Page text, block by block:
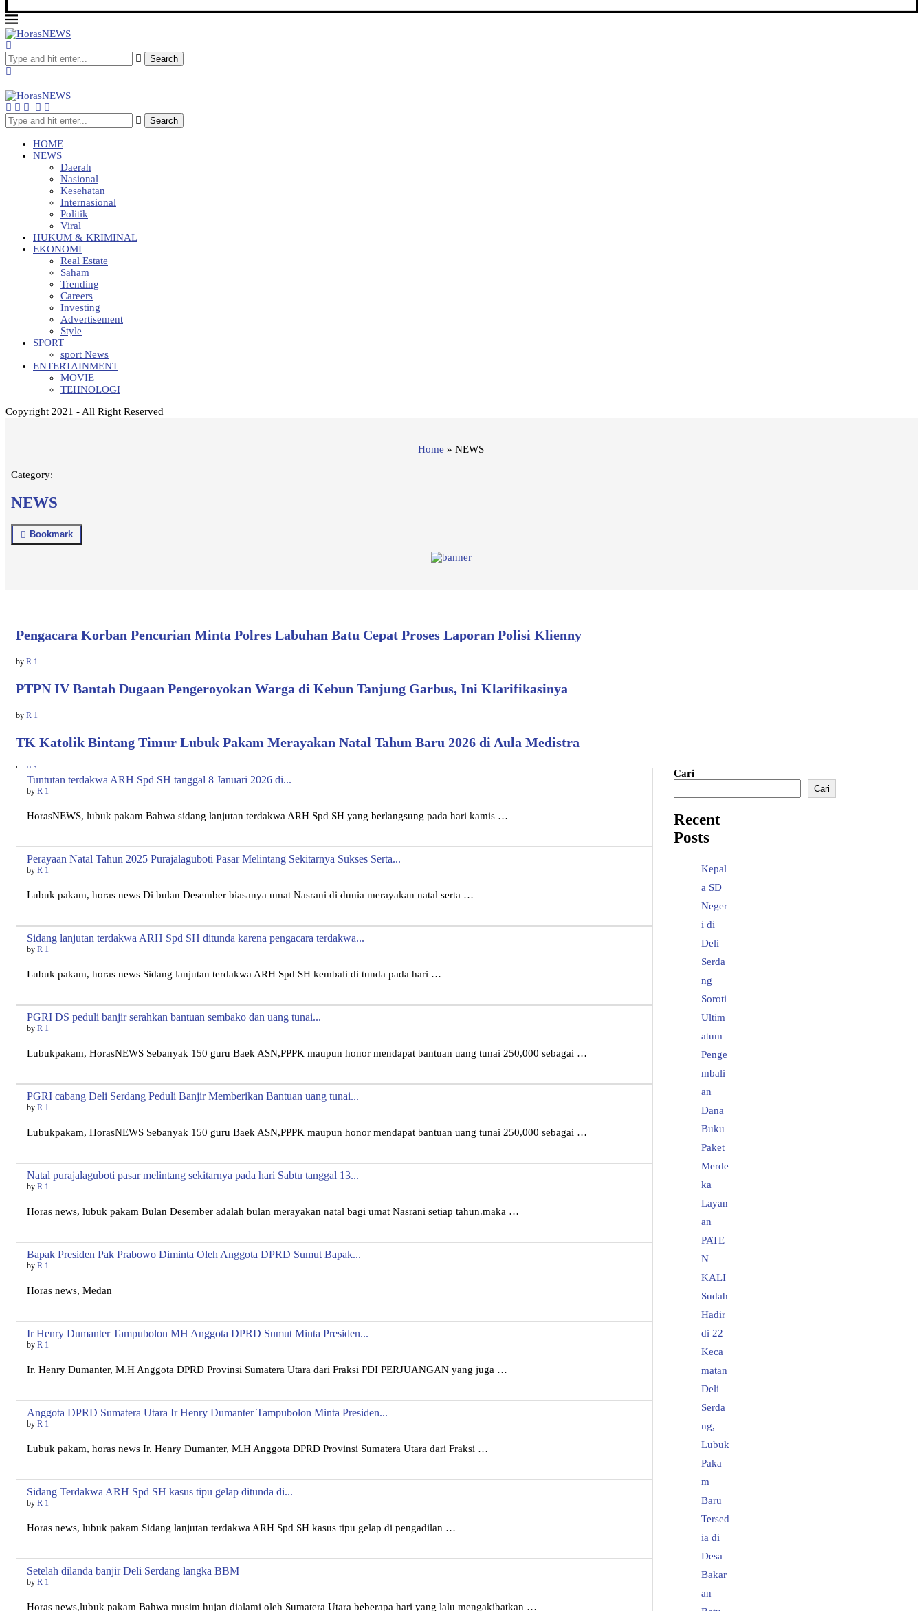
Search
Search
HOME
NEWS
Daerah
Nasional
Kesehatan
Internasional
Politik
Viral
HUKUM & KRIMINAL
EKONOMI
Real Estate
Saham
Trending
Careers
Investing
Advertisement
Style
SPORT
sport News
ENTERTAINMENT
MOVIE
TEHNOLOGI
Copyright 2021 - All Right Reserved
Home » NEWS
Category:
NEWS
Bookmark
Pengacara Korban Pencurian Minta Polres Labuhan Batu Cepat Proses Laporan Polisi Klienny
by R 1
PTPN IV Bantah Dugaan Pengeroyokan Warga di Kebun Tanjung Garbus, Ini Klarifikasinya
by R 1
TK Katolik Bintang Timur Lubuk Pakam Merayakan Natal Tahun Baru 2026 di Aula Medistra
byR 1
Tuntutan terdakwa ARH Spd SH tanggal 8 Januari 2026 di...
by R 1
HorasNEWS, lubuk pakam Bahwa sidang lanjutan terdakwa ARH Spd SH yang berlangsung pada hari kamis …
Perayaan Natal Tahun 2025 Purajalaguboti Pasar Melintang Sekitarnya Sukses Serta...
by R 1
Lubuk pakam, horas news Di bulan Desember biasanya umat Nasrani di dunia merayakan natal serta …
Sidang lanjutan terdakwa ARH Spd SH ditunda karena pengacara terdakwa...
by R 1
Lubuk pakam, horas news Sidang lanjutan terdakwa ARH Spd SH kembali di tunda pada hari …
PGRI DS peduli banjir serahkan bantuan sembako dan uang tunai...
by R 1
Lubukpakam, HorasNEWS Sebanyak 150 guru Baek ASN,PPPK maupun honor mendapat bantuan uang tunai 250,000 sebagai …
PGRI cabang Deli Serdang Peduli Banjir Memberikan Bantuan uang tunai...
by R 1
Lubukpakam, HorasNEWS Sebanyak 150 guru Baek ASN,PPPK maupun honor mendapat bantuan uang tunai 250,000 sebagai …
Natal purajalaguboti pasar melintang sekitarnya pada hari Sabtu tanggal 13...
by R 1
Horas news, lubuk pakam Bulan Desember adalah bulan merayakan natal bagi umat Nasrani setiap tahun.maka …
Bapak Presiden Pak Prabowo Diminta Oleh Anggota DPRD Sumut Bapak...
by R 1
Horas news, Medan
Ir Henry Dumanter Tampubolon MH Anggota DPRD Sumut Minta Presiden...
by R 1
Ir. Henry Dumanter, M.H Anggota DPRD Provinsi Sumatera Utara dari Fraksi PDI PERJUANGAN yang juga …
Anggota DPRD Sumatera Utara Ir Henry Dumanter Tampubolon Minta Presiden...
by R 1
Lubuk pakam, horas news Ir. Henry Dumanter, M.H Anggota DPRD Provinsi Sumatera Utara dari Fraksi …
Sidang Terdakwa ARH Spd SH kasus tipu gelap ditunda di...
by R 1
Horas news, lubuk pakam Sidang lanjutan terdakwa ARH Spd SH kasus tipu gelap di pengadilan …
Setelah dilanda banjir Deli Serdang langka BBM
by R 1
Horas news,lubuk pakam Bahwa musim hujan dialami oleh Sumatera Utara beberapa hari yang lalu mengakibatkan …
Cari
Cari
Recent
Posts
Kepal
a SD
Neger
i di
Deli
Serda
ng
Soroti
Ultim
atum
Penge
mbali
an
Dana
Buku
Paket
Merde
ka
Layan
an
PATE
N
KALI
Sudah
Hadir
di 22
Keca
matan
Deli
Serda
ng,
Lubuk
Paka
m
Baru
Tersed
ia di
Desa
Bakar
an